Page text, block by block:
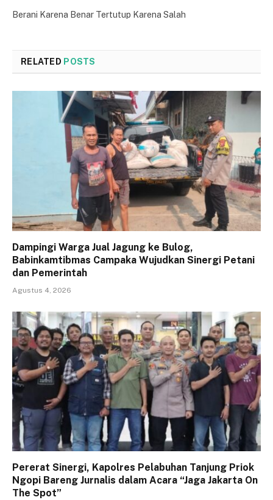
Berani Karena Benar Tertutup Karena Salah
RELATED POSTS
Dampingi Warga Jual Jagung ke Bulog,
Babinkamtibmas Campaka Wujudkan Sinergi Petani
dan Pemerintah
Agustus 4, 2026
Pererat Sinergi, Kapolres Pelabuhan Tanjung Priok
Ngopi Bareng Jurnalis dalam Acara “Jaga Jakarta On
The Spot”